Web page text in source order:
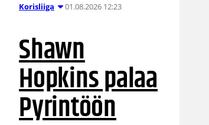
Korisliiga 01.08.2026 12:23
Shawn
Hopkins palaa
Pyrintöön